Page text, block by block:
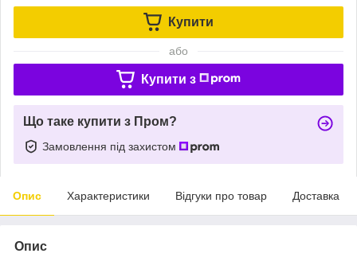
Купити
або
Купити з
Що таке купити з Пром?
Замовлення під захистом
Опис Характеристики Відгуки про товар Доставка
Опис